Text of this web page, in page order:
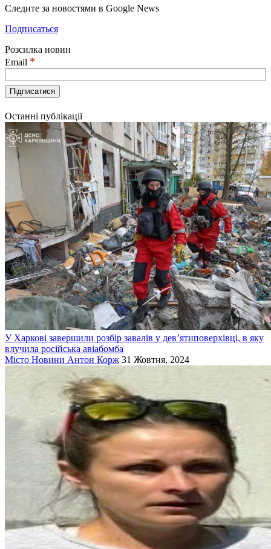
Следите за новостями в Google News
Подписаться
Розсилка новин
Email *
Останні публікації
У Харкові завершили розбір завалів у дев’ятиповерхівці, в яку
влучила російська авіабомба
Місто Новини Антон Корж 31 Жовтня, 2024